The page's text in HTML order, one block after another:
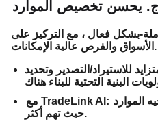
ج. يحسن تخصيص الموارد
بشكل فعال ، مع التركيز على
الأسواق والفرص عالية الإمكانات.
للاستيراد/التصدير وتحديد
مع TradeLink AI: الموارد
حيث تهم أكثر.